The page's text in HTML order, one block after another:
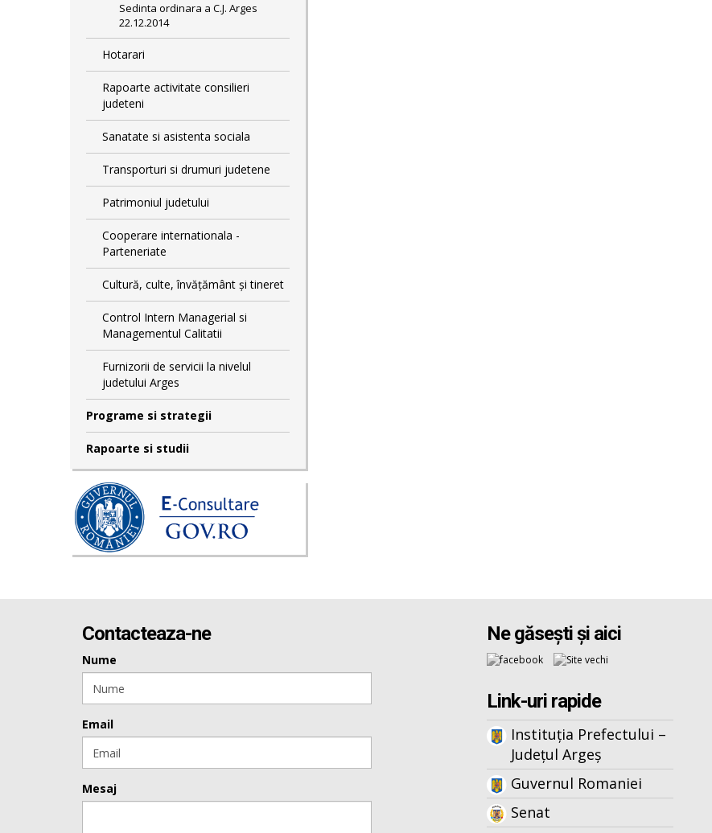
Sedinta ordinara a C.J. Arges
22.12.2014
Hotarari
Rapoarte activitate consilieri
judeteni
Sanatate si asistenta sociala
Transporturi si drumuri judetene
Patrimoniul judetului
Cooperare internationala -
Parteneriate
Cultură, culte, învățământ și tineret
Control Intern Managerial si
Managementul Calitatii
Furnizorii de servicii la nivelul
judetului Arges
Programe si strategii
Rapoarte si studii
Contacteaza-ne
Nume
Email
Mesaj
Ne găsești și aici
Link-uri rapide
Instituția Prefectului –
Județul Argeș
Guvernul Romaniei
Senat